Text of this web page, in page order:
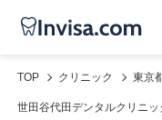
TOP クリニック 東京
世田谷代田デンタルクリニッ